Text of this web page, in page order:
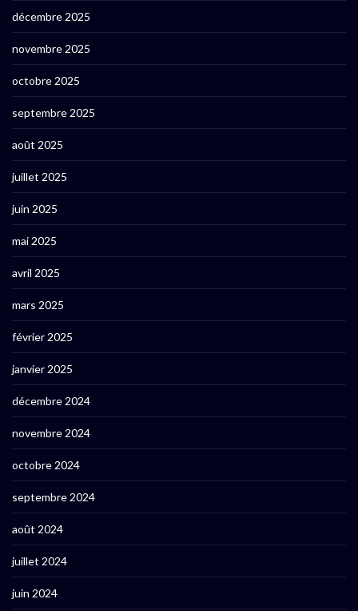
décembre 2025
novembre 2025
octobre 2025
septembre 2025
août 2025
juillet 2025
juin 2025
mai 2025
avril 2025
mars 2025
février 2025
janvier 2025
décembre 2024
novembre 2024
octobre 2024
septembre 2024
août 2024
juillet 2024
juin 2024